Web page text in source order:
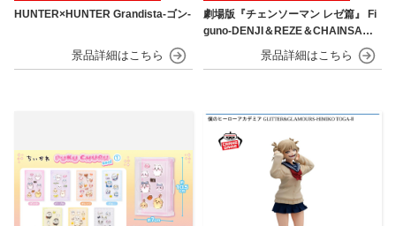
HUNTER×HUNTER Grandista-ゴン-
劇場版『チェンソーマン レゼ篇』 Fi
guno-DENJI＆REZE＆CHAINSAW
MAN＆BOMB-